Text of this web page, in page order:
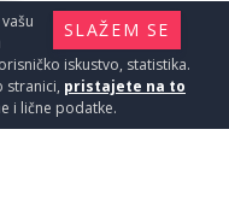
SLAŽEM SE
iskustvo, statistika.
stranici, pristajete na to
i lične podatke.